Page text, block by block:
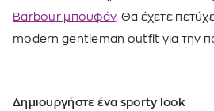
Barbour μπουφάν. Θα έχετε
modern gentleman outfit για την
Δημιουργήστε ένα sporty look